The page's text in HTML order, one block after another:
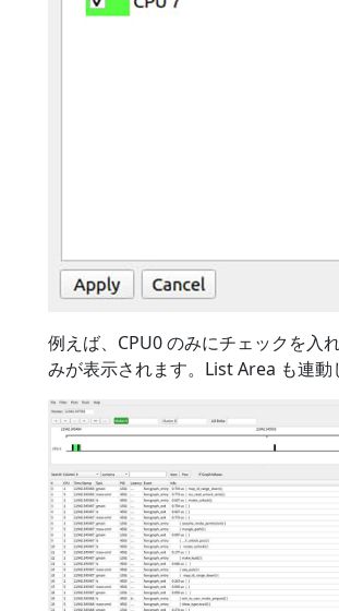
例えば、CPU0 のみにチェックを入
みが表示されます。List Area も連動